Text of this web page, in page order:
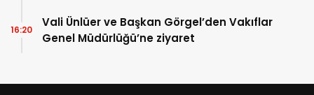
Vali Ünlüer ve Başkan Görgel’den Vakıflar
Genel Müdürlüğü’ne ziyaret
16:20